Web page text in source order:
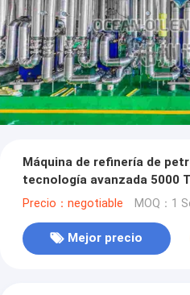
Máquina de refinería de
tecnología avanzada 5000
automática completa
Precio：negotiable MOQ：1
Mejor precio